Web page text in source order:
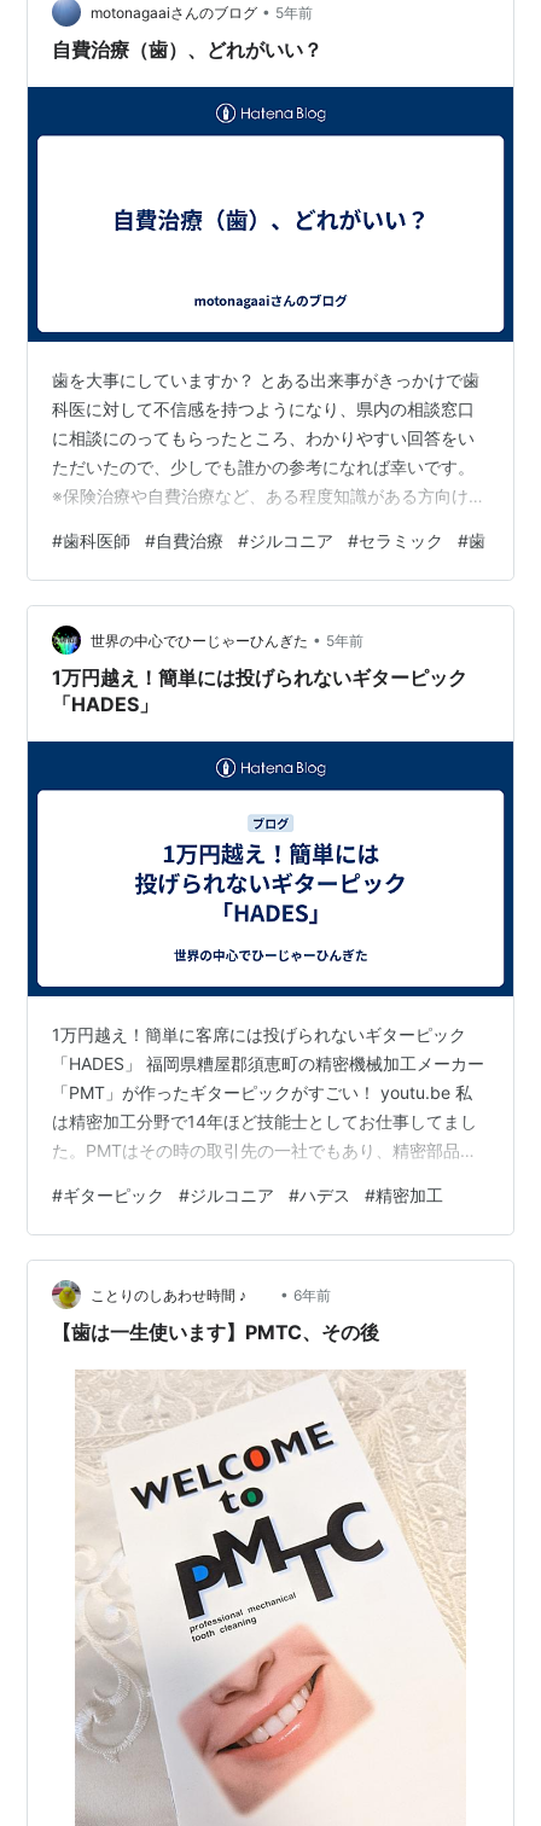
が、美しい輝き。 カジュアルに付けることができそう。
思わずポチりました。…
motonagaaiさんのブログ • 5年前
自費治療（歯）、どれがいい？
歯を大事にしていますか？ とある出来事がきっかけで歯
科医に対して不信感を持つようになり、県内の相談窓口
に相談にのってもらったところ、わかりやすい回答をい
ただいたので、少しでも誰かの参考になれば幸いです。
※保険治療や自費治療など、ある程度知識がある方向けで
で、当サイトはご参考までになさってください。 自費治
療の歯の強度 ジルコニア 10＝MAXとすると、 ゴールド
（金歯） 8か9 セラミック 6か7 E-max ５ CAD/CAM
4（E-maxの少し弱いくらい）※条件によって保険が効い
たり、効かない 某歯科の先生によると ・「強度が強けれ
ば…
#歯科医師 #自費治療 #ジルコニア #セラミック #歯
世界の中心でひーじゃーひんぎた • 5年前
1万円越え！簡単には投げられないギターピック
「HADES」
1万円越え！簡単に客席には投げられないギターピック
「HADES」 福岡県糟屋郡須恵町の精密機械加工メーカー
「PMT」が作ったギターピックがすごい！ youtu.be 私
は精密加工分野で14年ほど技能士としてお仕事してまし
た。PMTはその時の取引先の一社でもあり、精密部品加
半導体電子部品、ライフサイエンスの3分野で事業を展開
している。 www.pm-t.com 社内軽音部に所属する社員の
発案で、加工素材として使っていたジルコニアセラミッ
クスを使ったギターピック作りがスタートそうだ。ジル
コニアは歯医者で差し歯や被せ物にも使われたりする素
#ギターピック #ジルコニア #ハデス #精密加工
ことりのしあわせ時間 ♪ • 6年前
【歯は一生使います】PMTC、その後